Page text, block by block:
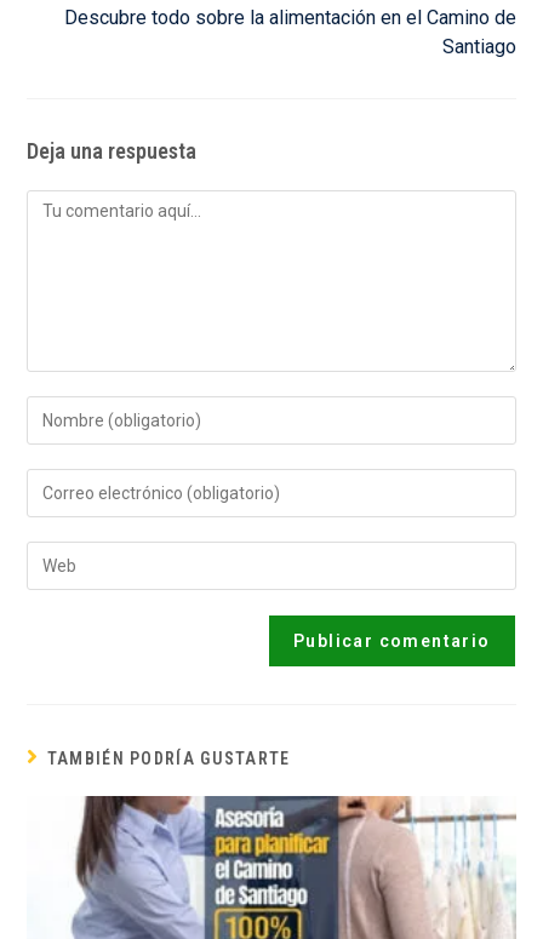
Descubre todo sobre la alimentación en el Camino de
Santiago
Deja una respuesta
TAMBIÉN PODRÍA GUSTARTE